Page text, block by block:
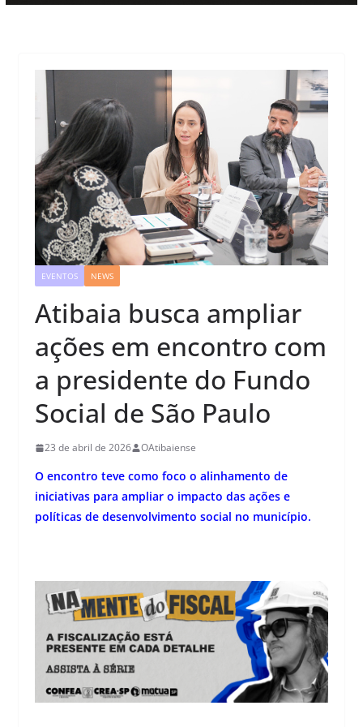
EVENTOS NEWS
Atibaia busca ampliar
ações em encontro com
a presidente do Fundo
Social de São Paulo
23 de abril de 2026 OAtibaiense
O encontro teve como foco o alinhamento de
iniciativas para ampliar o impacto das ações e
políticas de desenvolvimento social no município.